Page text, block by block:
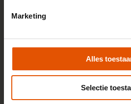
Marketing
Alles
Selectie